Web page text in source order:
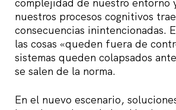
complejidad de nuestro entorno
nuestros procesos cognitivos
consecuencias inintencionadas.
las cosas «queden fuera de
sistemas queden colapsados
se salen de la norma.
En el nuevo escenario,